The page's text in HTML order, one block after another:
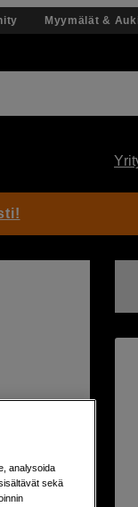
Myymälät &
analysoida
sekä